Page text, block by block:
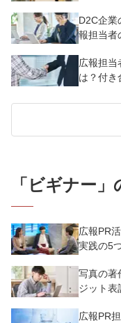
D2C企業
報担当者
広報担当
は？付き
「ビギナー
広報PR
実践の5
写真の著
ジット表
広報PR